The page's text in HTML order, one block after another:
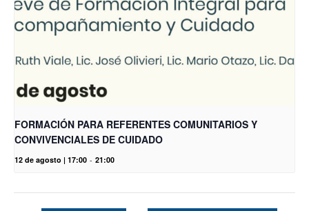
FORMACIÓN PARA REFERENTES COMUNITARIOS Y
CONVIVENCIALES DE CUIDADO
12 de agosto | 17:00 - 21:00